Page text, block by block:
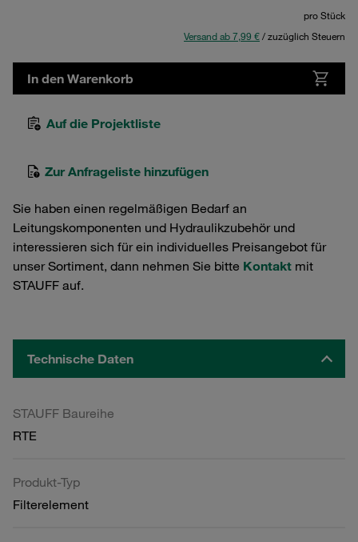
pro Stück
Versand ab 7,99 €/ zuzüglich Steuern
In den Warenkorb
Auf die Projektliste
Zur Anfrageliste hinzufügen
Sie haben einen regelmäßigen Bedarf an
Leitungskomponenten und Hydraulikzubehör und
interessieren sich für ein individuelles Preisangebot für
unser Sortiment, dann nehmen Sie bitte Kontakt mit
STAUFF auf.
Technische Daten
STAUFF Baureihe
RTE
Produkt-Typ
Filterelement